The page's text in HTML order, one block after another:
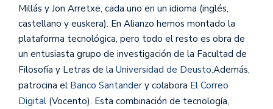
Millás y Jon Arretxe, cada uno en un idioma (inglés,
castellano y euskera). En Alianzo hemos montado la
plataforma tecnológica, pero todo el resto es obra de
un entusiasta grupo de investigación de la Facultad de
Filosofía y Letras de la Universidad de Deusto.Además,
patrocina el Banco Santander y colabora El Correo
Digital (Vocento). Esta combinación de tecnología,